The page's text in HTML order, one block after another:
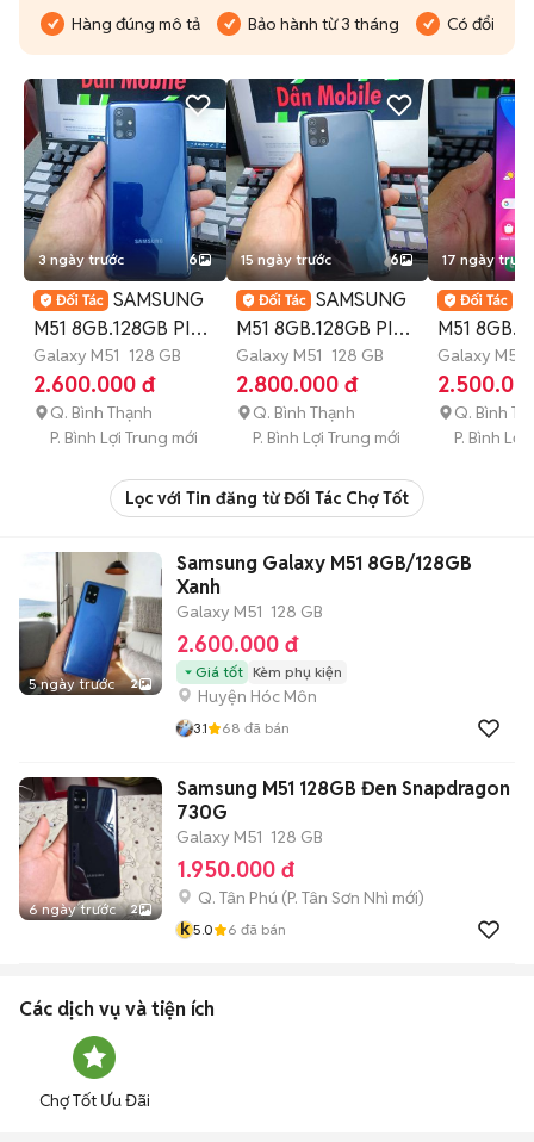
Hàng đúng mô tả Bảo hành từ 3 tháng Có đổi trả
3 ngày trước 6
SAMSUNG
M51 8GB.128GB PIN
7000 SNAP 730
FULL CN
Galaxy M51 128 GB
2.600.000 đ
Q. Bình Thạnh
P. Bình Lợi Trung mới
15 ngày trước 6
SAMSUNG
M51 8GB.128GB PIN
7000 SNAP 730 ZIN
ĐẸP
Galaxy M51 128 GB
2.800.000 đ
Q. Bình Thạnh
P. Bình Lợi Trung mới
17 ngày trước
M51
7000
FULL CN
Galaxy M51
Q. Bình
P. Bình Lợi
Lọc với Tin đăng từ Đối Tác Chợ Tốt
5 ngày trước 2
Samsung Galaxy M51 8GB/128GB
Xanh
Galaxy M51 128 GB
2.600.000 đ
Giá tốt Kèm phụ kiện
Huyện Hóc Môn
3.1 68 đã bán
6 ngày trước 2
Samsung M51 128GB Đen Snapdragon
730G
Galaxy M51 128 GB
1.950.000 đ
Q. Tân Phú (P. Tân Sơn Nhì mới)
k 5.0 6 đã bán
Các dịch vụ và tiện ích
Chợ Tốt Ưu Đãi